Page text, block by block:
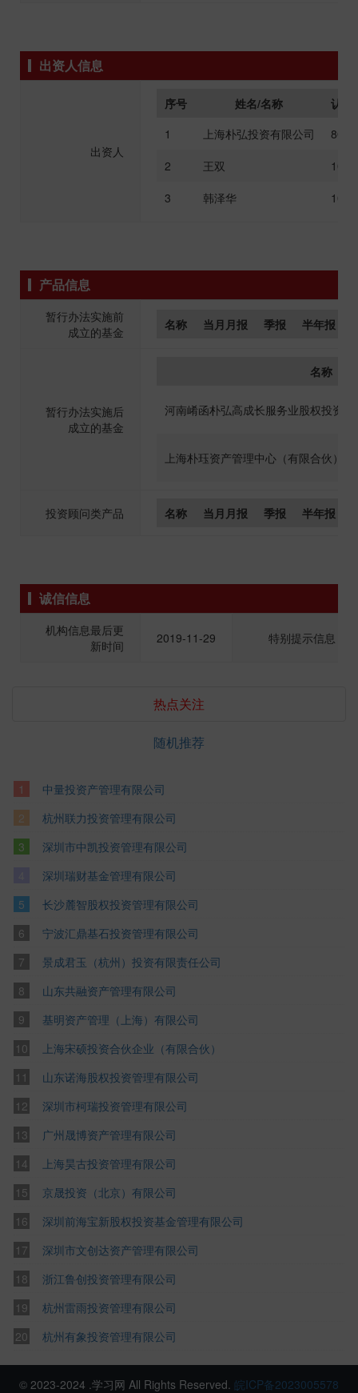
出资人信息
出资人
序号 姓名/名称
认缴
1
上海朴弘投资有限公司
80%
2
王双
10%
3
韩泽华 10%
产品信息
暂行办法实施前
成立的基金
名称 当月月报 季报 半年报
暂行办法实施后
成立的基金
名称
河南崤函朴弘高成长服务业股权投资
上海朴珏资产管理中心（有限合伙）
投资顾问类产品 名称 当月月报 季报 半年报
诚信信息
机构信息最后更
新时间
2019-11-29 特别提示信息
热点关注
随机推荐
中量投资产管理有限公司
杭州联力投资管理有限公司
深圳市中凯投资管理有限公司
深圳瑞财基金管理有限公司
长沙麓智股权投资管理有限公司
宁波汇鼎基石投资管理有限公司
景成君玉（杭州）投资有限责任公司
山东共融资产管理有限公司
基明资产管理（上海）有限公司
上海宋硕投资合伙企业（有限合伙）
山东诺海股权投资管理有限公司
深圳市柯瑞投资管理有限公司
广州晟博资产管理有限公司
上海昊古投资管理有限公司
京晟投资（北京）有限公司
深圳前海宝新股权投资基金管理有限公司
深圳市文创达资产管理有限公司
浙江鲁创投资管理有限公司
杭州雷雨投资管理有限公司
杭州有象投资管理有限公司
© 2023-2024 .学习网 All Rights Reserved. 皖ICP备2023005578